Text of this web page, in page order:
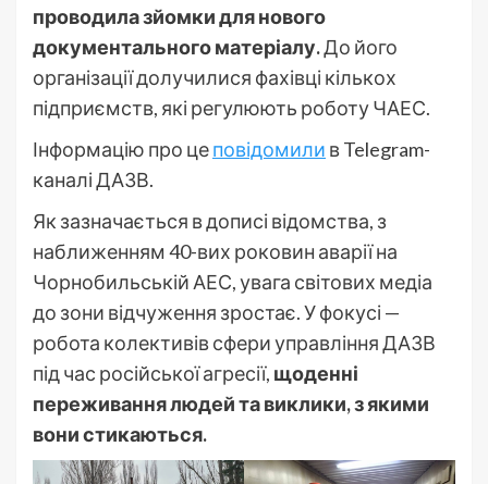
проводила зйомки для нового
документального матеріалу.До його
організації долучилися фахівці кількох
підприємств, які регулюють роботу ЧАЕС.
Інформацію про цеповідомили в Telegram-
каналі ДАЗВ.
Як зазначається в дописі відомства, з
наближенням 40-вих роковин аварії на
Чорнобильській АЕС, увага світових медіа
до зони відчуження зростає. У фокусі —
робота колективів сфери управління ДАЗВ
під час російської агресії, щоденні
переживання людей та виклики, з якими
вони стикаються.